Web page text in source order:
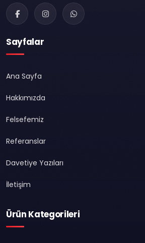
Sayfalar
Ana Sayfa
Hakkımızda
Felsefemiz
Referanslar
Davetiye Yazıları
İletişim
Ürün Kategorileri